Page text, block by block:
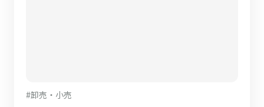
#卸売・小売